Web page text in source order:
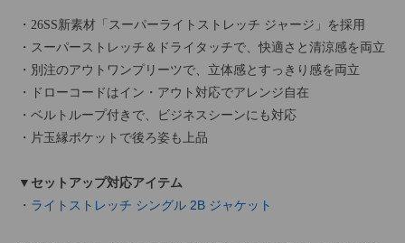
・26SS新素材「スーパーライトストレッチ ジャージ」を採用
・スーパーストレッチ＆ドライタッチで、快適さと清涼感を両立
・別注のアウトワンプリーツで、立体感とすっきり感を両立
・ドローコードはイン・アウト対応でアレンジ自在
・ベルトループ付きで、ビジネスシーンにも対応
・片玉縁ポケットで後ろ姿も上品
▼セットアップ対応アイテム
・ライトストレッチ シングル 2B ジャケット